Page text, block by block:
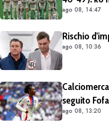
tour
ago 08, 14:47
Rischio
ago 08, 10:36
seguito
occasioni.
ago 08, 13:20